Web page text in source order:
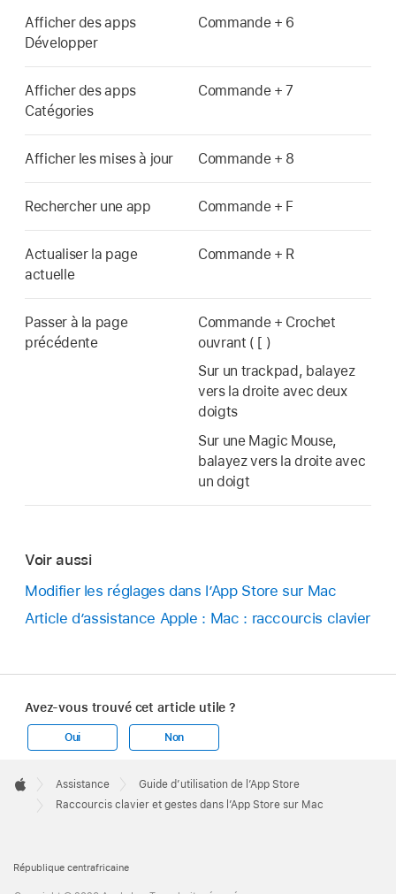
Afficher des apps
Développer
Commande + 6
Afficher des apps
Catégories
Commande + 7
Afficher les mises à jour Commande + 8
Rechercher une app Commande + F
Actualiser la page
actuelle
Commande + R
Passer à la page
précédente
Commande + Crochet
ouvrant ( [ )
Sur un trackpad, balayez
vers la droite avec deux
doigts
Sur une Magic Mouse,
balayez vers la droite avec
un doigt
Voir aussi
Modifier les réglages dans l’App Store sur Mac
Article d’assistance Apple : Mac : raccourcis clavier
Avez-vous trouvé cet article utile ?
Oui Non
Footer

Apple
Assistance
Guide d’utilisation de l’App Store
Raccourcis clavier et gestes dans l’App Store sur Mac
République centrafricaine